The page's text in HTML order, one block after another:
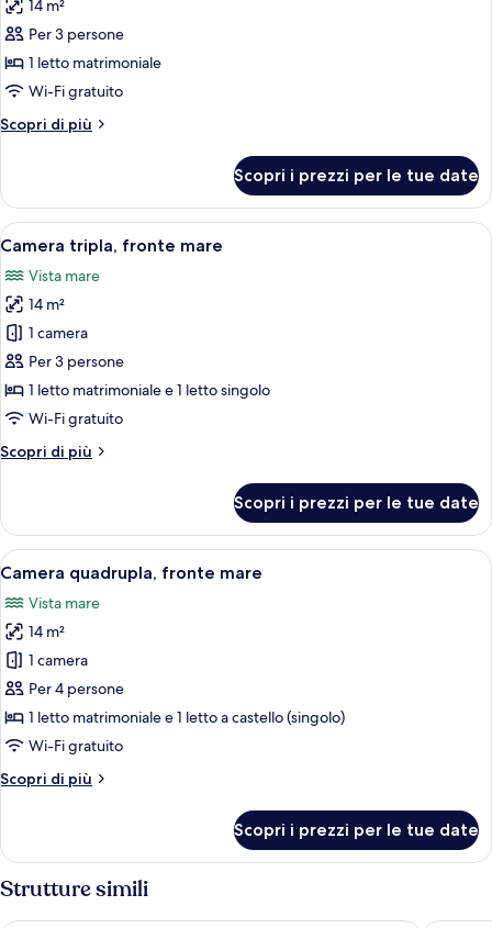
foto
per
Camera
doppia,
mare
14 m²
Per 3 persone
1 letto matrimoniale
Wi-Fi gratuito
Scopri di più
Altri
doppia,
fronte
mare
Scopri i prezzi per le tue date
Apri
tutte
le
foto
per
Camera
tripla,
fronte
Una stanza con due letti singoli, una
3
Camera tripla, fronte mare
Vista mare
14 m²
1 camera
Per 3 persone
1 letto matrimoniale e 1 letto singolo
Wi-Fi gratuito
Scopri di più
Altri
tripla,
fronte
mare
Scopri i prezzi per le tue date
Apri
tutte
le
foto
per
Camera
quadrupla,
fronte
Una stanza con due letti singoli, una
3
Camera quadrupla, fronte mare
Vista mare
14 m²
1 camera
Per 4 persone
1 letto matrimoniale e 1 letto a castello (singolo)
Wi-Fi gratuito
Scopri di più
Altri
quadrupla,
fronte
mare
Scopri i prezzi per le tue date
Strutture simili